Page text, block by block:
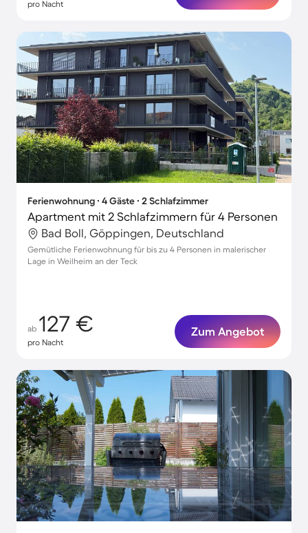
pro Nacht
Ferienwohnung ∙ 4 Gäste ∙ 2 Schlafzimmer
Apartment mit 2 Schlafzimmern für 4 Personen
Bad Boll, Göppingen, Deutschland
Gemütliche Ferienwohnung für bis zu 4 Personen in malerischer
Lage in Weilheim an der Teck
ab 127 €
pro Nacht
Zum Angebot